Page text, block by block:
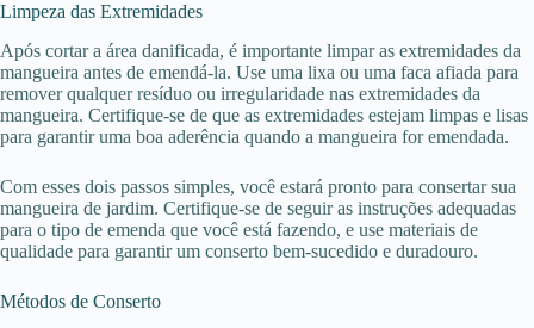
Limpeza das Extremidades
Após cortar a área danificada, é importante limpar as extremidades da
mangueira antes de emendá-la. Use uma lixa ou uma faca afiada para
remover qualquer resíduo ou irregularidade nas extremidades da
mangueira. Certifique-se de que as extremidades estejam limpas e lisas
para garantir uma boa aderência quando a mangueira for emendada.
Com esses dois passos simples, você estará pronto para consertar sua
mangueira de jardim. Certifique-se de seguir as instruções adequadas
para o tipo de emenda que você está fazendo, e use materiais de
qualidade para garantir um conserto bem-sucedido e duradouro.
Métodos de Conserto